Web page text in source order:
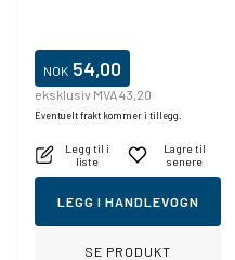
NOK 54,00
eksklusiv MVA 43,20
Eventuelt frakt kommer i tillegg.
Legg til i
liste
Lagre til
senere
LEGG I HANDLEVOGN
SE PRODUKT